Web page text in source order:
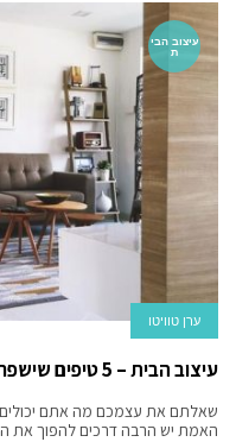
עיצוב הבי
ת
ערן טוויטו
עיצוב הבית – 5 טיפים שישפרו את נראות הבית
שאלתם את עצמכם מה אתם יכולים
האמת יש הרבה דרכים להפוך את